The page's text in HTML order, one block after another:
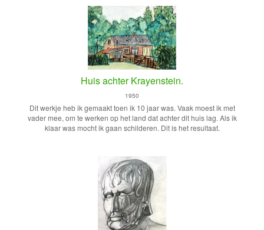
Huis achter Krayenstein.
1950
Dit werkje heb ik gemaakt toen ik 10 jaar was. Vaak moest ik met
vader mee, om te werken op het land dat achter dit huis lag. Als ik
klaar was mocht ik gaan schilderen. Dit is het resultaat.